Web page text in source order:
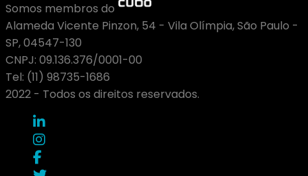
Somos membros do
Alameda Vicente Pinzon, 54 - Vila Olímpia, São Paulo -
SP, 04547-130
CNPJ: 09.136.376/0001-00
Tel: (11) 98735-1686
2022 - Todos os direitos reservados.